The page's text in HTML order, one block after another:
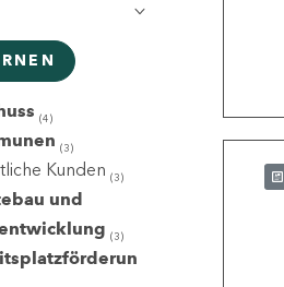
(4)
(3)
Kunden (3)
und
(3)